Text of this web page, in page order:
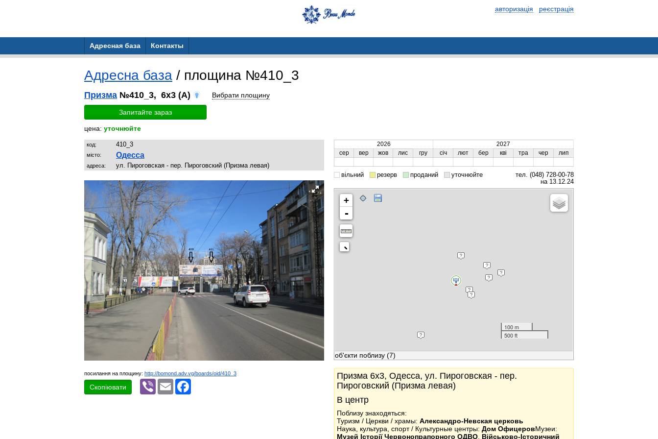
авторизація реєстрація
Адресная база Контакты
Адресна база / площина №410_3
Призма №410_3, 6x3 (A) Вибрати площину
Запитайте зараз
цена: уточнюйте
код: 410_3
місто: Одесса
адреса: ул. Пироговская - пер. Пироговский (Призма левая)
посилання на площину: http://bomond.adv.vg/boards/oid/410_3
Скопіювати
Viber Email
2026
2027
сер
вер жов лис гру січ лют бер кві тра чер лип
вільний резерв проданий уточнюйте
тел. (048) 728-00-78
на 13.12.24
+
-
100 m
500 ft
об'єкти поблизу (7)
Призма 6x3, Одесса, ул. Пироговская - пер.
Пироговский (Призма левая)
В центр
Поблизу знаходяться:
Туризм / Церкви / храмы: Александро-Невская церковь
Наука, культура, спорт / Культурные центры: Дом ОфицеровМузеи:
Музей Історії Червонопрапорного ОДВО Військово-Історичний